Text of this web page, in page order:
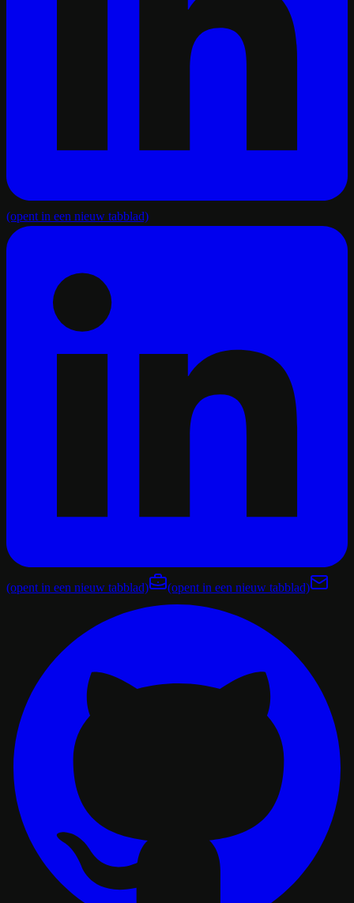
(opent in een nieuw tabblad)
(opent in een nieuw tabblad) (opent in een nieuw tabblad)